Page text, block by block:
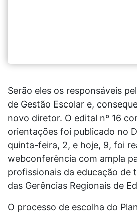
Serão eles os responsáveis
de Gestão Escolar e,
novo diretor. O edital nº 16
orientações foi publicado no
quinta-feira, 2, e hoje, 9, foi
webconferência com ampla
profissionais da educação de
das Gerências Regionais de
O processo de escolha do